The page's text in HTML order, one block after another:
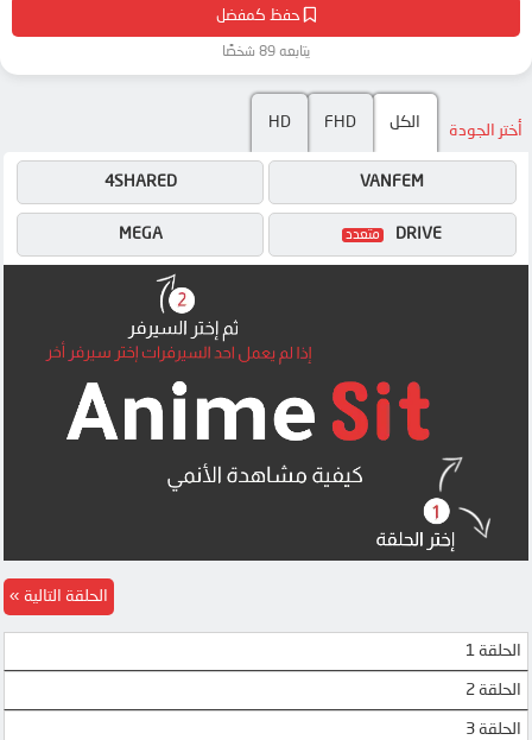
حفظ كمفضل
يتابعه 89 شخصًا
أختر الجودة الكل FHD
HD
VANFEM
MEGA
4SHARED
DRIVE
الحلقة 1
الحلقة 2
الحلقة 3
الحلقة التالية